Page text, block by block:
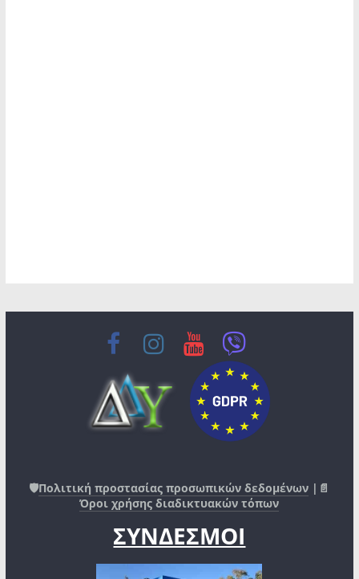
🛡️Πολιτική προστασίας προσωπικών δεδομένων |📄
Όροι χρήσης διαδικτυακών τόπων
ΣΥΝΔΕΣΜΟΙ